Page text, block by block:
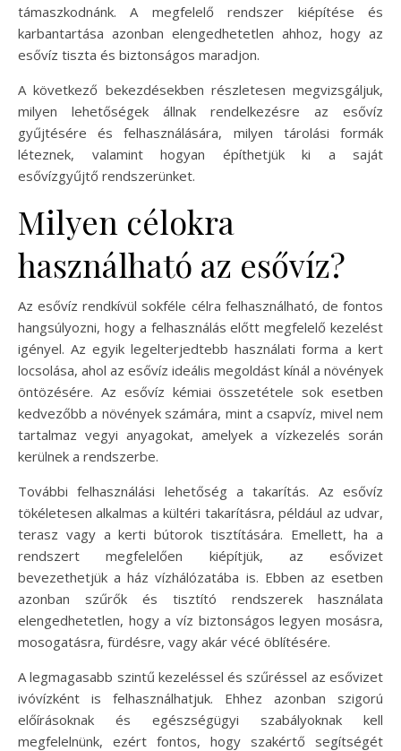
támaszkodnánk. A megfelelő rendszer kiépítése és
karbantartása azonban elengedhetetlen ahhoz, hogy az
esővíz tiszta és biztonságos maradjon.
A következő bekezdésekben részletesen megvizsgáljuk,
milyen lehetőségek állnak rendelkezésre az esővíz
gyűjtésére és felhasználására, milyen tárolási formák
léteznek, valamint hogyan építhetjük ki a saját
esővízgyűjtő rendszerünket.
Milyen célokra
használható az esővíz?
Az esővíz rendkívül sokféle célra felhasználható, de fontos
hangsúlyozni, hogy a felhasználás előtt megfelelő kezelést
igényel. Az egyik legelterjedtebb használati forma a kert
locsolása, ahol az esővíz ideális megoldást kínál a növények
öntözésére. Az esővíz kémiai összetétele sok esetben
kedvezőbb a növények számára, mint a csapvíz, mivel nem
tartalmaz vegyi anyagokat, amelyek a vízkezelés során
kerülnek a rendszerbe.
További felhasználási lehetőség a takarítás. Az esővíz
tökéletesen alkalmas a kültéri takarításra, például az udvar,
terasz vagy a kerti bútorok tisztítására. Emellett, ha a
rendszert megfelelően kiépítjük, az esővizet
bevezethetjük a ház vízhálózatába is. Ebben az esetben
azonban szűrők és tisztító rendszerek használata
elengedhetetlen, hogy a víz biztonságos legyen mosásra,
mosogatásra, fürdésre, vagy akár vécé öblítésére.
A legmagasabb szintű kezeléssel és szűréssel az esővizet
ivóvízként is felhasználhatjuk. Ehhez azonban szigorú
előírásoknak és egészségügyi szabályoknak kell
megfelelnünk, ezért fontos, hogy szakértő segítségét